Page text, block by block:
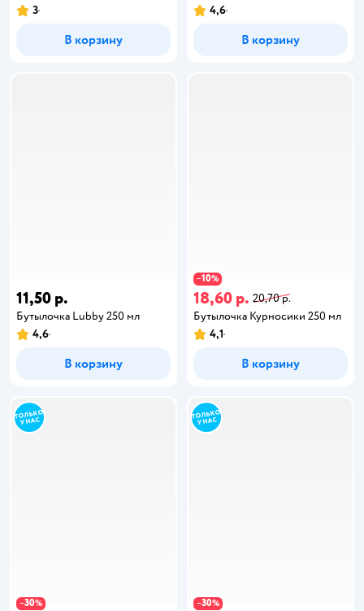
3
В корзину
4,6
В корзину
11,50 р.
Бутылочка Lubby 250 мл
4,6
В корзину
−10%
18,60 р. 20,70 р.
Бутылочка Курносики 250 мл
4,1
В корзину
−30% −30%